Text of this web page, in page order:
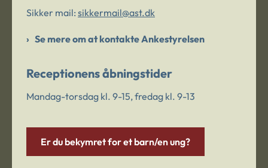
Sikker mail: sikkermail@ast.dk
Se mere om at kontakte Ankestyrelsen
Receptionens åbningstider
Mandag-torsdag kl. 9-15, fredag kl. 9-13
Er du bekymret for et barn/en ung?